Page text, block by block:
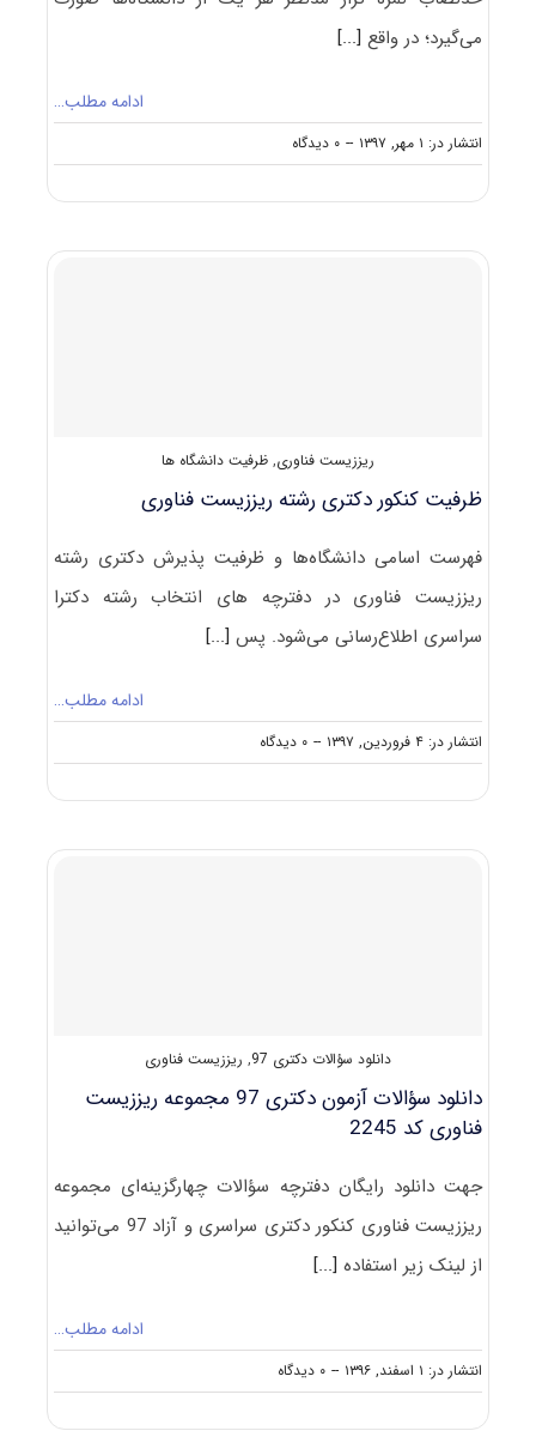
می‌گیرد؛ در واقع[...]
ادامه مطلب…
انتشار در: ۱ مهر, ۱۳۹۷ -- ۰ دیدگاه
on
حدنصاب
مصاحبه
ریززیست فناوری, ظرفیت دانشگاه ها
ظرفیت کنکور دکتری رشته ریززیست ﻓﻨﺎوری
فهرست اسامی دانشگاه‌ها و ظرفیت پذیرش دکتری رشته
ریززیست ﻓﻨﺎوری در دفترچه های انتخاب رشته دکترا
سراسری اطلاع‌رسانی می‌شود. پس[...]
ادامه مطلب…
انتشار در: ۴ فروردین, ۱۳۹۷ -- ۰ دیدگاه
on
ظرفیت
ریززیست
دانلود سؤالات دکتری 97 , ریززیست فناوری
دانلود سؤالات آزمون دکتری 97 مجموعه ریززیست
فناوری کد 2245
جهت دانلود رایگان دفترچه سؤالات چهارگزینه‌ای مجموعه
ریززیست فناوری کنکور دکتری سراسری و آزاد 97 می‌توانید
از لینک زیر استفاده[...]
ادامه مطلب…
انتشار در: ۱ اسفند, ۱۳۹۶ -- ۰ دیدگاه
on
دانلود